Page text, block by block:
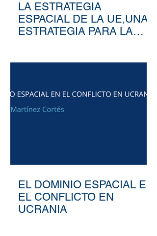
LA ESTRATEGIA
ESPACIAL DE LA UE,UNA
ESTRATEGIA PARA LA
EL DOMINIO ESPACIAL EN
EL CONFLICTO EN
UCRANIA